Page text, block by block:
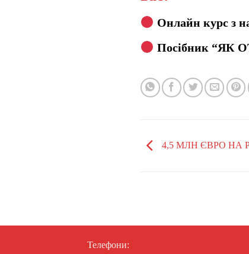
Онлайн курс з
Посібник “ЯК
4,5 МЛН ЄВРО НА
Телефони: